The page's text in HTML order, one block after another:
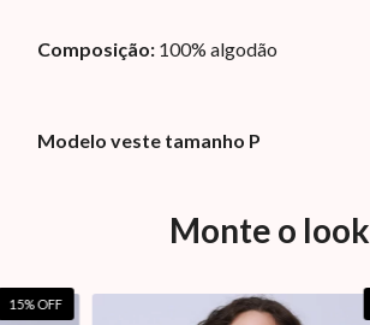
Composição: 100% algodão
Modelo veste tamanho P
Monte o look
15% OFF